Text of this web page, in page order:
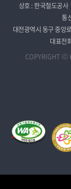
상호 : 한국철도공사
통
대전광역시 동구 중앙
대표전
COPYRIGHT ⓒ